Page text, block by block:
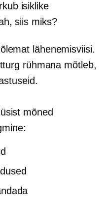
isiklike
siis miks?
lähenemisviisi.
rühmana mõtleb,
mõned